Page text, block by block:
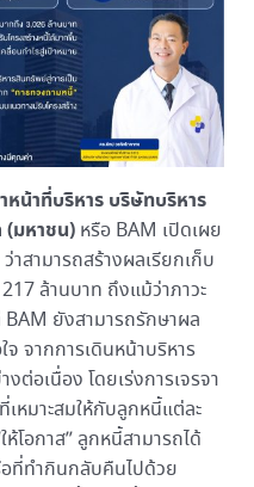
หน้าที่บริหาร บริษัทบริหาร
มหาชน)หรือ BAM เปิดเผย
าสามารถสร้างผลเรียกเก็บ
ล้านบาท ถึงแม้ว่าภาวะ
ยังสามารถรักษาผล
จากการเดินหน้าบริหาร
อเนื่อง โดยเร่งการเจรจา
หมาะสมให้กับลูกหนี้แต่ละ
โอกาส” ลูกหนี้สามารถได้
ที่ทำกินกลับคืนไปด้วย